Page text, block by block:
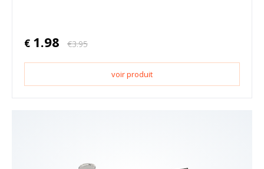
€ 1.98 €3.95
voir produit